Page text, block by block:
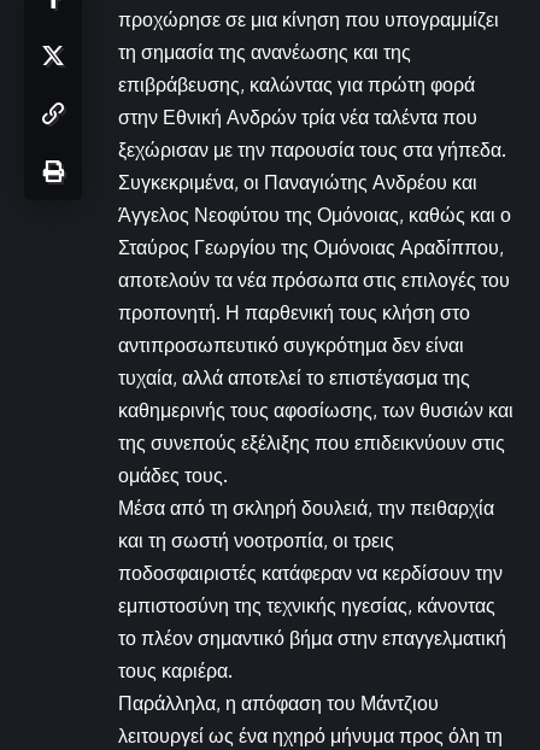
προχώρησε σε μια κίνηση που υπογραμμίζει
τη σημασία της ανανέωσης και της
επιβράβευσης, καλώντας για πρώτη φορά
στην Εθνική Ανδρών τρία νέα ταλέντα που
ξεχώρισαν με την παρουσία τους στα γήπεδα.
Συγκεκριμένα, οι Παναγιώτης Ανδρέου και
Άγγελος Νεοφύτου της Ομόνοιας, καθώς και ο
Σταύρος Γεωργίου της Ομόνοιας Αραδίππου,
αποτελούν τα νέα πρόσωπα στις επιλογές του
προπονητή. Η παρθενική τους κλήση στο
αντιπροσωπευτικό συγκρότημα δεν είναι
τυχαία, αλλά αποτελεί το επιστέγασμα της
καθημερινής τους αφοσίωσης, των θυσιών και
της συνεπούς εξέλιξης που επιδεικνύουν στις
ομάδες τους.
Μέσα από τη σκληρή δουλειά, την πειθαρχία
και τη σωστή νοοτροπία, οι τρεις
ποδοσφαιριστές κατάφεραν να κερδίσουν την
εμπιστοσύνη της τεχνικής ηγεσίας, κάνοντας
το πλέον σημαντικό βήμα στην επαγγελματική
τους καριέρα.
Παράλληλα, η απόφαση του Μάντζιου
λειτουργεί ως ένα ηχηρό μήνυμα προς όλη τη